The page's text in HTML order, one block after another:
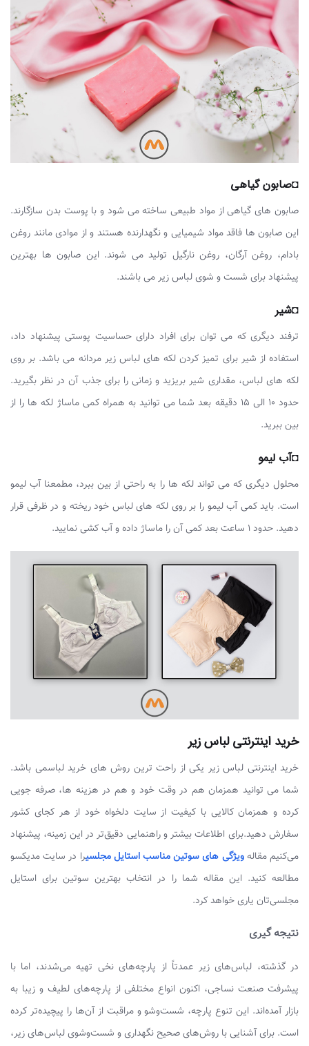
◘صابون گیاهی
صابون های گیاهی از مواد طبیعی ساخته می شود و با پوست بدن سازگارند.
این صابون ها فاقد مواد شیمیایی و نگهدارنده هستند و از موادی مانند روغن
بادام، روغن آرگان، روغن نارگیل تولید می شوند. این صابون ها بهترین
پیشنهاد برای شست و شوی لباس زیر می باشند.
◘شیر
ترفند دیگری که می توان برای افراد دارای حساسیت پوستی پیشنهاد داد،
استفاده از شیر برای تمیز کردن لکه های لباس زیر مردانه می باشد. بر روی
لکه های لباس، مقداری شیر بریزید و زمانی را برای جذب آن در نظر بگیرید.
حدود 10 الی 15 دقیقه بعد شما می توانید به همراه کمی ماساژ لکه ها را از
بین ببرید.
◘آب لیمو
محلول دیگری که می تواند لکه ها را به راحتی از بین ببرد، مطمعنا آب لیمو
است. باید کمی آب لیمو را بر روی لکه های لباس خود ریخته و در ظرفی قرار
دهید. حدود 1 ساعت بعد کمی آن را ماساژ داده و آب کشی نمایید.
خرید اینترنتی لباس زیر
خرید اینترنتی لباس زیر یکی از راحت ترین روش های خرید لباسمی باشد.
شما می توانید همزمان هم در وقت خود و هم در هزینه ها، صرفه جویی
کرده و همزمان کالایی با کیفیت از سایت دلخواه خود از هر کجای کشور
سفارش دهید.برای اطلاعات بیشتر و راهنمایی دقیق‌تر در این زمینه، پیشنهاد
می‌کنیم مقالهویژگی های سوتین مناسب استایل مجلسیرا در سایت مدیکسو
مطالعه کنید. این مقاله شما را در انتخاب بهترین سوتین برای استایل
مجلسی‌تان یاری خواهد کرد.
نتیجه گیری
در گذشته، لباس‌های زیر عمدتاً از پارچه‌های نخی تهیه می‌شدند، اما با
پیشرفت صنعت نساجی، اکنون انواع مختلفی از پارچه‌های لطیف و زیبا به
بازار آمده‌اند. این تنوع پارچه، شست‌وشو و مراقبت از آن‌ها را پیچیده‌تر کرده
است. برای آشنایی با روش‌های صحیح نگهداری و شست‌وشوی لباس‌های زیر،